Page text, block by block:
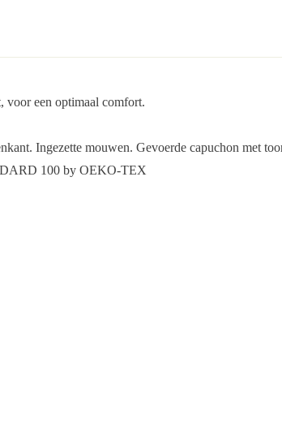
voor een optimaal comfort.
Ingezette mouwen. Gevoerde capuchon met
100 by OEKO-TEX